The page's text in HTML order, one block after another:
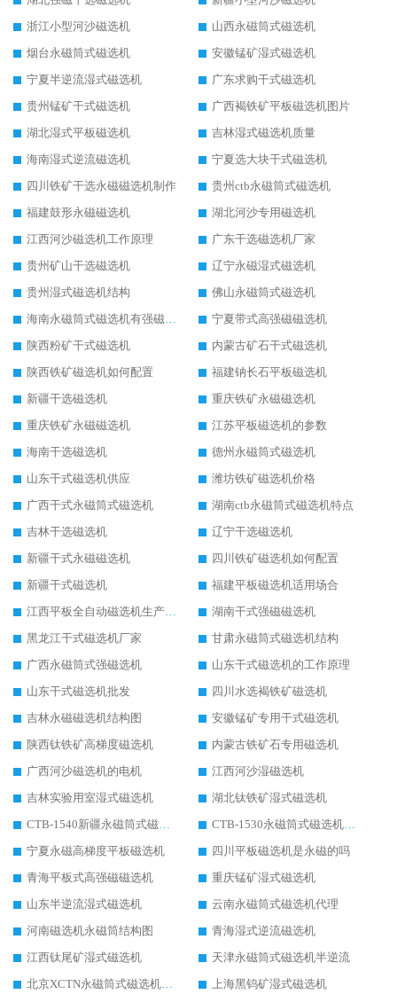
浙江小型河沙磁选机
山西永磁筒式磁选机
烟台永磁筒式磁选机
安徽锰矿湿式磁选机
宁夏半逆流湿式磁选机
广东求购干式磁选机
贵州锰矿干式磁选机
广西褐铁矿平板磁选机图片
湖北湿式平板磁选机
吉林湿式磁选机质量
海南湿式逆流磁选机
宁夏选大块干式磁选机
四川铁矿干选永磁磁选机制作
贵州ctb永磁筒式磁选机
福建鼓形永磁磁选机
湖北河沙专用磁选机
江西河沙磁选机工作原理
广东干选磁选机厂家
贵州矿山干选磁选机
辽宁永磁湿式磁选机
贵州湿式磁选机结构
佛山永磁筒式磁选机
海南永磁筒式磁选机有强磁的吗
宁夏带式高强磁磁选机
陕西粉矿干式磁选机
内蒙古矿石干式磁选机
陕西铁矿磁选机如何配置
福建钠长石平板磁选机
新疆干选磁选机
重庆铁矿永磁磁选机
重庆铁矿永磁磁选机
江苏平板磁选机的参数
海南干选磁选机
德州永磁筒式磁选机
山东干式磁选机供应
潍坊铁矿磁选机价格
广西干式永磁筒式磁选机
湖南ctb永磁筒式磁选机特点
吉林干选磁选机
辽宁干选磁选机
新疆干式永磁磁选机
四川铁矿磁选机如何配置
新疆干式磁选机
福建平板磁选机适用场合
江西平板全自动磁选机生产厂家
湖南干式强磁磁选机
黑龙江干式磁选机厂家
甘肃永磁筒式磁选机结构
广西永磁筒式强磁选机
山东干式磁选机的工作原理
山东干式磁选机批发
四川水选褐铁矿磁选机
吉林永磁磁选机结构图
安徽锰矿专用干式磁选机
陕西钛铁矿高梯度磁选机
内蒙古铁矿石专用磁选机
广西河沙磁选机的电机
江西河沙湿磁选机
吉林实验用室湿式磁选机
湖北钛铁矿湿式磁选机
CTB-1540新疆永磁筒式磁选机
CTB-1530永磁筒式磁选机代理商
宁夏永磁高梯度平板磁选机
四川平板磁选机是永磁的吗
青海平板式高强磁磁选机
重庆锰矿湿式磁选机
山东半逆流湿式磁选机
云南永磁筒式磁选机代理
河南磁选机永磁筒结构图
青海湿式逆流磁选机
江西钛尾矿湿式磁选机
天津永磁筒式磁选机半逆流
北京XCTN永磁筒式磁选机磁块位置
上海黑钨矿湿式磁选机